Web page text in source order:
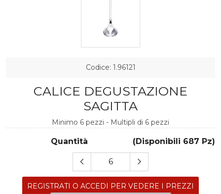
Codice: 1.96121
CALICE DEGUSTAZIONE
SAGITTA
Minimo 6 pezzi - Multipli di 6 pezzi
Quantità (Disponibili 687 Pz)
REGISTRATI O ACCEDI PER VEDERE I PREZZI